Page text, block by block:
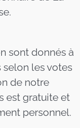
sont donnés à
les votes
de notre
est gratuite et
personnel.